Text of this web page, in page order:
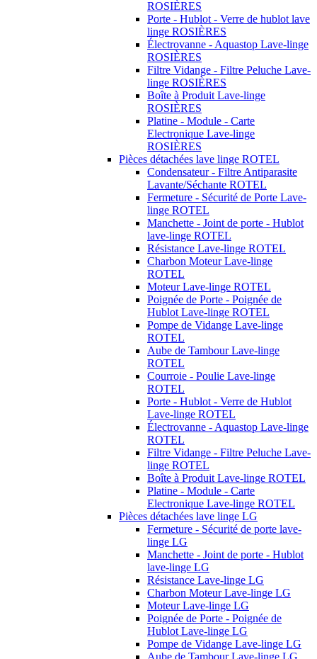
ROSIÈRES
Porte - Hublot - Verre de hublot lave
linge ROSIÈRES
Électrovanne - Aquastop Lave-linge
ROSIÈRES
Filtre Vidange - Filtre Peluche Lave-
linge ROSIÈRES
Boîte à Produit Lave-linge
ROSIÈRES
Platine - Module - Carte
Electronique Lave-linge
ROSIÈRES
Pièces détachées lave linge ROTEL
Condensateur - Filtre Antiparasite
Lavante/Séchante ROTEL
Fermeture - Sécurité de Porte Lave-
linge ROTEL
Manchette - Joint de porte - Hublot
lave-linge ROTEL
Résistance Lave-linge ROTEL
Charbon Moteur Lave-linge
ROTEL
Moteur Lave-linge ROTEL
Poignée de Porte - Poignée de
Hublot Lave-linge ROTEL
Pompe de Vidange Lave-linge
ROTEL
Aube de Tambour Lave-linge
ROTEL
Courroie - Poulie Lave-linge
ROTEL
Porte - Hublot - Verre de Hublot
Lave-linge ROTEL
Électrovanne - Aquastop Lave-linge
ROTEL
Filtre Vidange - Filtre Peluche Lave-
linge ROTEL
Boîte à Produit Lave-linge ROTEL
Platine - Module - Carte
Electronique Lave-linge ROTEL
Pièces détachées lave linge LG
Fermeture - Sécurité de porte lave-
linge LG
Manchette - Joint de porte - Hublot
lave-linge LG
Résistance Lave-linge LG
Charbon Moteur Lave-linge LG
Moteur Lave-linge LG
Poignée de Porte - Poignée de
Hublot Lave-linge LG
Pompe de Vidange Lave-linge LG
Aube de Tambour Lave-linge LG